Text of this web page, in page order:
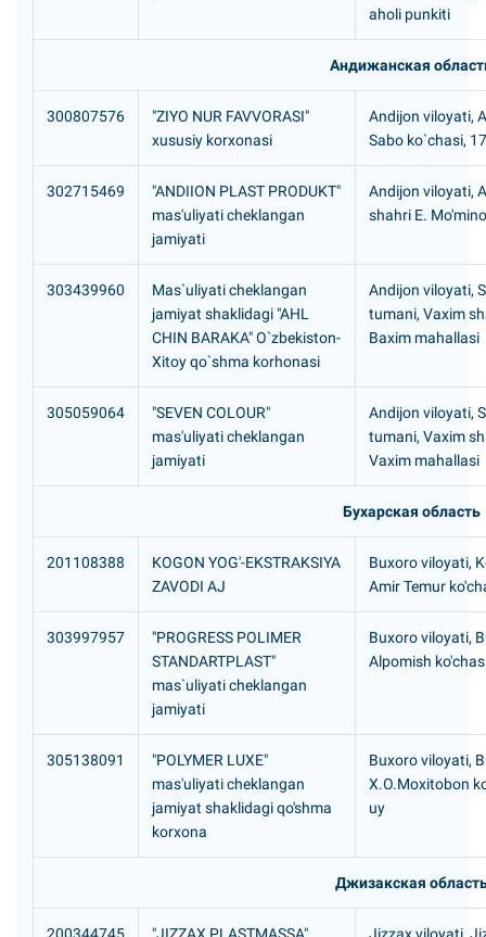
aholi punkiti
Андижанская
300807576
"ZIYO NUR FAVVORASI"
xususiy korxonasi
Andijon viloyati,
Sabo ko`chasi,
302715469
"ANDIION PLAST PRODUKT"
mas'uliyati cheklangan
jamiyati
Andijon viloyati,
shahri E.
303439960
Mas`uliyati cheklangan
jamiyat shaklidagi "AHL
CHIN BARAKA" O`zbekiston-
Xitoy qo`shma korhonasi
Andijon viloyati,
tumani, Vaxim
Baxim mahallasi
305059064
"SEVEN COLOUR"
mas'uliyati cheklangan
jamiyati
Andijon viloyati,
tumani, Vaxim
Vaxim mahallasi
Бухарская область
201108388
KOGON YOG'-EKSTRAKSIYA
ZAVODI AJ
Buxoro viloyati,
Amir Temur
303997957
"PROGRESS POLIMER
STANDARTPLAST"
mas`uliyati cheklangan
jamiyati
Buxoro viloyati,
Alpomish
305138091
"POLYMER LUXE"
mas'uliyati cheklangan
jamiyat shaklidagi qo'shma
korxona
Buxoro viloyati,
X.O.Moxitobon
uy
Джизакская